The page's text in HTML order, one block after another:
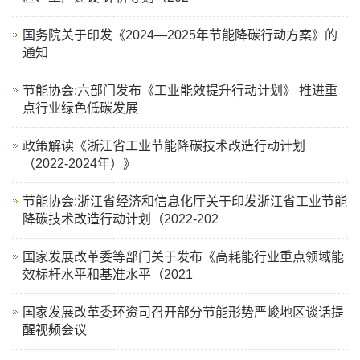
国务院关于印发《2024—2025年节能降碳行动方案》的
通知
节能协会:六部门发布《工业能效提升行动计划》 推进重
点行业绿色低碳发展
政策解读《浙江省工业节能降碳技术改造行动计划
（2022-2024年）》
节能协会:浙江省经济和信息化厅关于印发浙江省工业节能
降碳技术改造行动计划（2022-202
国家发展改革委等部门关于发布《高耗能行业重点领域能
效标杆水平和基准水平（2021
国家发展改革委环资司召开部分节能形势严峻地区谈话提
醒视频会议